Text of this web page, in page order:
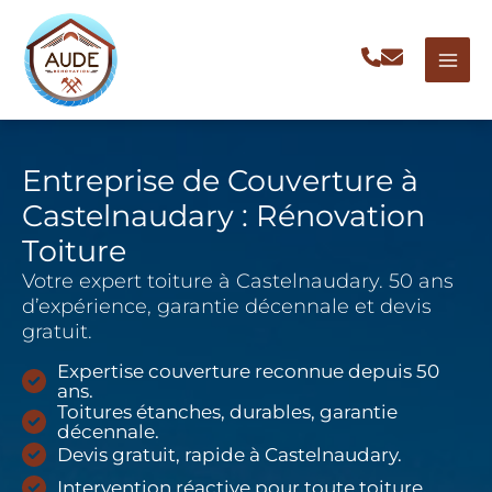
contenu
Entreprise de Couverture à
Castelnaudary : Rénovation
Toiture
Votre expert toiture à Castelnaudary. 50 ans
d’expérience, garantie décennale et devis
gratuit.
Expertise couverture reconnue depuis 50
ans.
Toitures étanches, durables, garantie
décennale.
Devis gratuit, rapide à Castelnaudary.
Intervention réactive pour toute toiture.